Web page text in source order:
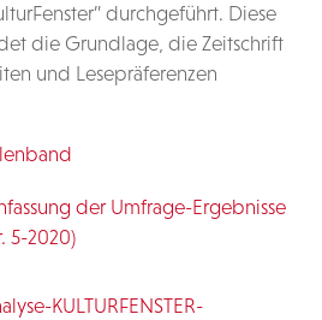
durchgeführt. Diese
die Grundlage, die Zeitschrift
und Lesepräferenzen
der Umfrage-Ergebnisse
5-2020)
KULTURFENSTER-